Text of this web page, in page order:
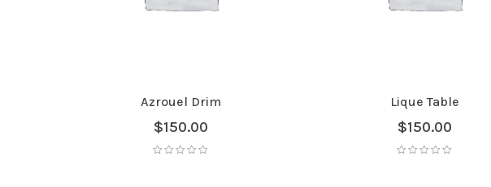
Azrouel Drim
$150.00
Lique Table
$150.00